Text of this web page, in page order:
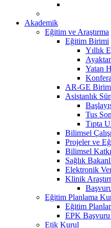
Akademik
Eğitim ve Araştırma
Eğitim Birimi
Yıllık
Yatan
AR-GE
Asistanlık
Tus
Tıpta
Bilimsel
Projeler ve
Bilimsel
Sağlık
Elektronik
Klinik
Eğitim Planlama
Eğitim
EPK
Etik Kurul